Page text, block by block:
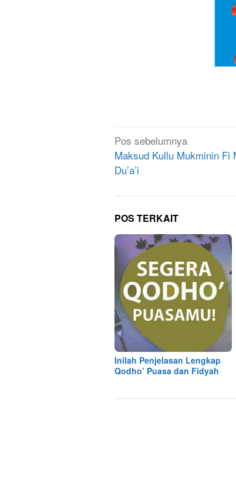
Navigasi
pos
Pos sebelumnya
Maksud Kullu Mukminin Fi
Du’a’i
POS TERKAIT
Inilah Penjelasan Lengkap
Qodho’ Puasa dan Fidyah